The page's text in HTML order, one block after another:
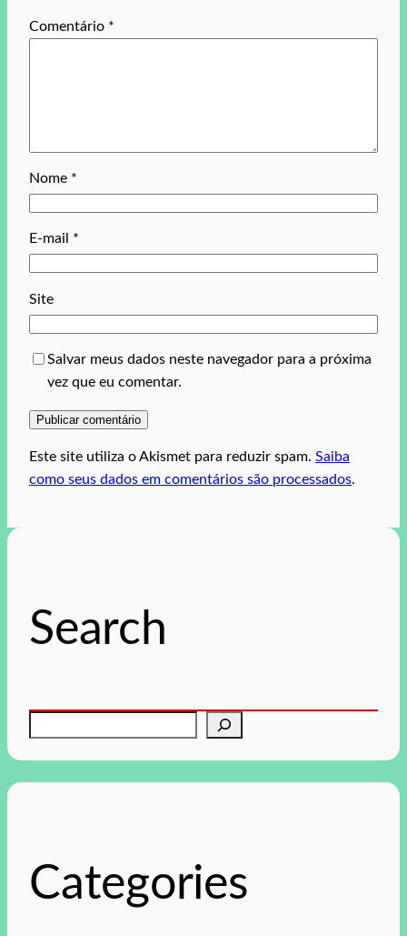
Comentário *
Nome *
E-mail *
Site
Salvar meus dados neste navegador para a próxima
vez que eu comentar.
Este site utiliza o Akismet para reduzir spam. Saiba
como seus dados em comentários são processados.
Search
aCategories